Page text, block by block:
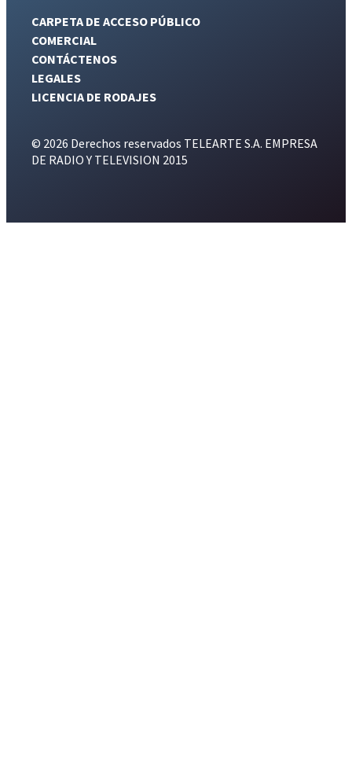
CARPETA DE ACCESO PÚBLICO
COMERCIAL
CONTÁCTENOS
LEGALES
LICENCIA DE RODAJES
© 2026 Derechos reservados TELEARTE S.A. EMPRESA
DE RADIO Y TELEVISION 2015